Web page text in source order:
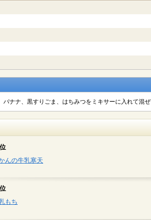
バナナ、黒すりごま、はちみつをミキサーに入れて混ぜ
んの牛乳寒天
もち